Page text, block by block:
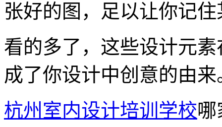
张好的图，足以让你记
看的多了，这些设计元
成了你设计中创意的由来
杭州室内设计培训学校哪